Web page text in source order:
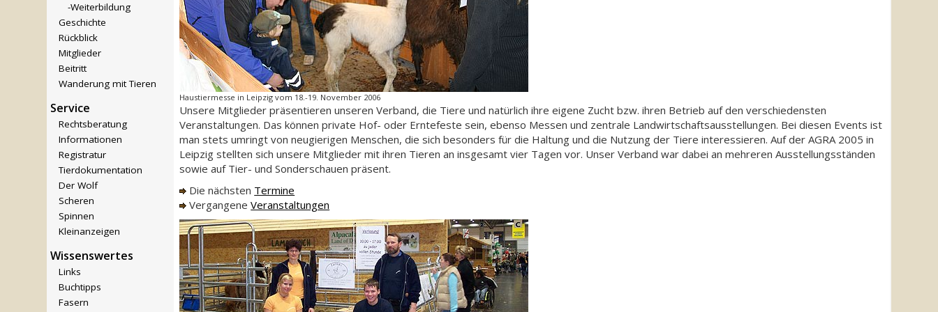
-Weiterbildung
Geschichte
Rückblick
Mitglieder
Beitritt
Wanderung mit Tieren
Service
Rechtsberatung
Informationen
Registratur
Tierdokumentation
Der Wolf
Scheren
Spinnen
Kleinanzeigen
Wissenswertes
Links
Buchtipps
Fasern
Haustiermesse in Leipzig vom 18.-19. November 2006
Unsere Mitglieder präsentieren unseren Verband, die Tiere und natürlich ihre eigene Zucht bzw. ihren Betrieb auf den verschiedensten
Veranstaltungen. Das können private Hof- oder Erntefeste sein, ebenso Messen und zentrale Landwirtschaftsausstellungen. Bei diesen Events ist
man stets umringt von neugierigen Menschen, die sich besonders für die Haltung und die Nutzung der Tiere interessieren. Auf der AGRA 2005 in
Leipzig stellten sich unsere Mitglieder mit ihren Tieren an insgesamt vier Tagen vor. Unser Verband war dabei an mehreren Ausstellungsständen
sowie auf Tier- und Sonderschauen präsent.
Die nächsten Termine
VergangeneVeranstaltungen